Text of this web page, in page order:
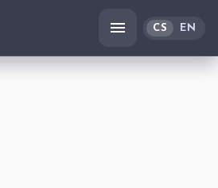
CS EN